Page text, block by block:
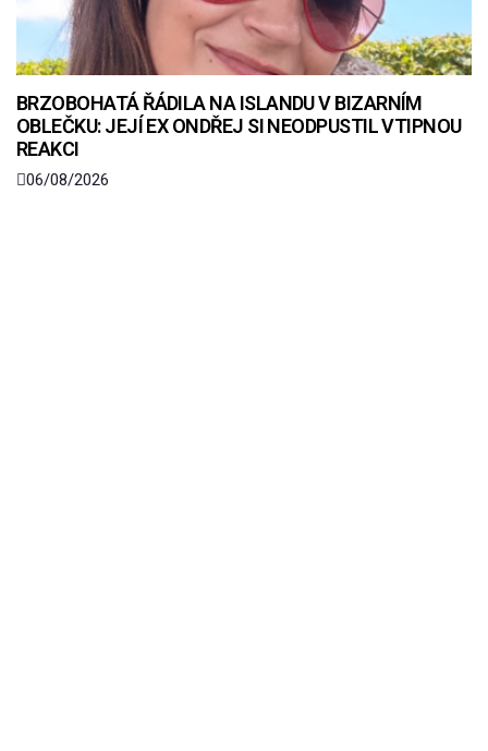
BRZOBOHATÁ ŘÁDILA NA ISLANDU V BIZARNÍM
OBLEČKU: JEJÍ EX ONDŘEJ SI NEODPUSTIL VTIPNOU
REAKCI
06/08/2026